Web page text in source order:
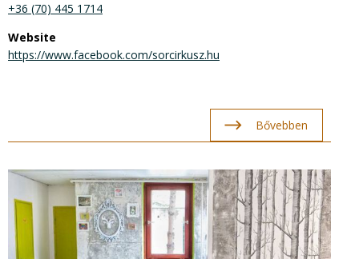
+36 (70) 445 1714
Website
https://www.facebook.com/sorcirkusz.hu
Bővebben